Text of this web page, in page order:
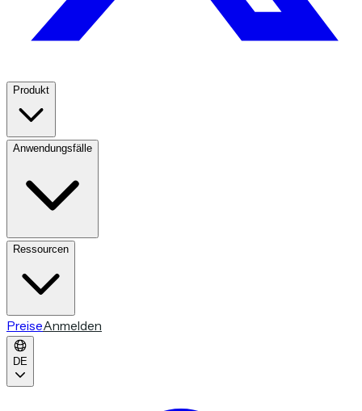
Produkt
Anwendungsfälle
Ressourcen
PreiseAnmelden
DE